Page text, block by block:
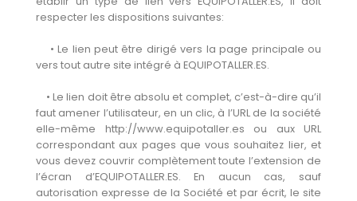
respecter les dispositions suivantes:
• Le lien peut être dirigé vers la page principale ou
vers tout autre site intégré à EQUIPOTALLER.ES.
• Le lien doit être absolu et complet, c’est-à-dire qu’il
faut amener l’utilisateur, en un clic, à l’URL de la société
elle-même http://www.equipotaller.es ou aux URL
correspondant aux pages que vous souhaitez lier, et
vous devez couvrir complètement toute l’extension de
l’écran d’EQUIPOTALLER.ES. En aucun cas, sauf
autorisation expresse de la Société et par écrit, le site